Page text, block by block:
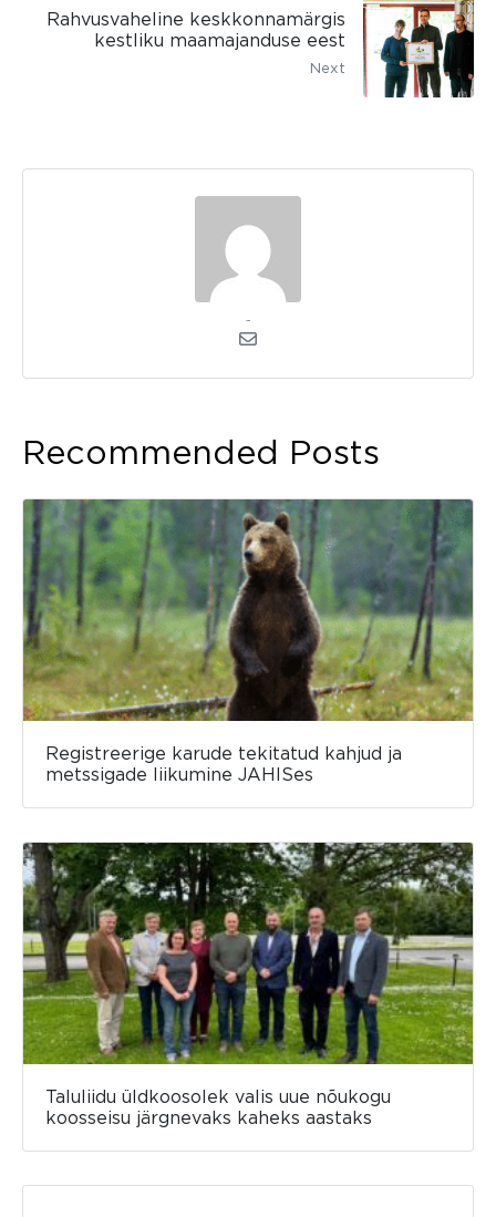
Rahvusvaheline keskkonnamärgis
kestliku maamajanduse eest
Next
Recommended Posts
Registreerige karude tekitatud kahjud ja
metssigade liikumine JAHISes
Taluliidu üldkoosolek valis uue nõukogu
koosseisu järgnevaks kaheks aastaks